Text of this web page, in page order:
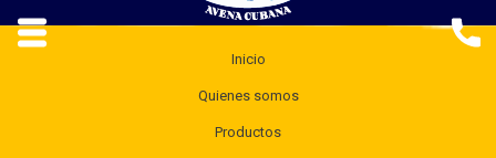
Inicio
Quienes somos
Productos